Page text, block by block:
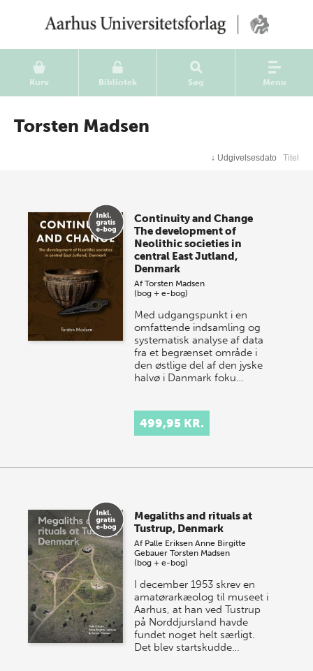
Kurv Bibliotek Søg Menu
Torsten Madsen
↓ Udgivelsesdato Titel
Continuity and Change
The development of
Neolithic societies in
central East Jutland,
Denmark
AfTorsten Madsen
(bog + e-bog)
Med udgangspunkt i en
omfattende indsamling og
systematisk analyse af data
fra et begrænset område i
den østlige del af den jyske
halvø i Danmark foku…
499,95 KR.
Megaliths and rituals at
Tustrup, Denmark
Af Palle Eriksen Anne Birgitte
Gebauer Torsten Madsen
(bog + e-bog)
I december 1953 skrev en
amatørarkæolog til museet i
Aarhus, at han ved Tustrup
på Norddjursland havde
fundet noget helt særligt.
Det blev startskudde…